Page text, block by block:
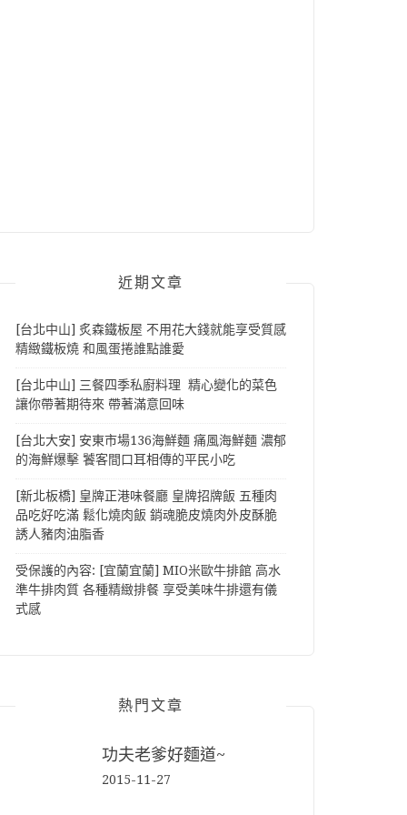
近期文章
[台北中山] 炙森鐵板屋 不用花大錢就能享受質感
精緻鐵板燒 和風蛋捲誰點誰愛
[台北中山] 三餐四季私廚料理 精心變化的菜色
讓你帶著期待來 帶著滿意回味
[台北大安] 安東市場136海鮮麵 痛風海鮮麵 濃郁
的海鮮爆擊 饕客間口耳相傳的平民小吃
[新北板橋] 皇牌正港味餐廳 皇牌招牌飯 五種肉
品吃好吃滿 鬆化燒肉飯 銷魂脆皮燒肉外皮酥脆
誘人豬肉油脂香
受保護的內容: [宜蘭宜蘭] MIO米歐牛排館 高水
準牛排肉質 各種精緻排餐 享受美味牛排還有儀
式感
熱門文章
功夫老爹好麵道~
2015-11-27